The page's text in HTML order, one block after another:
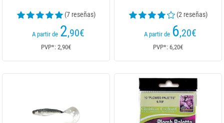
(7 reseñas)
A partir de 2,90€
PVP*: 2,90€
(2 reseñas)
A partir de 6,20€
PVP*: 6,20€